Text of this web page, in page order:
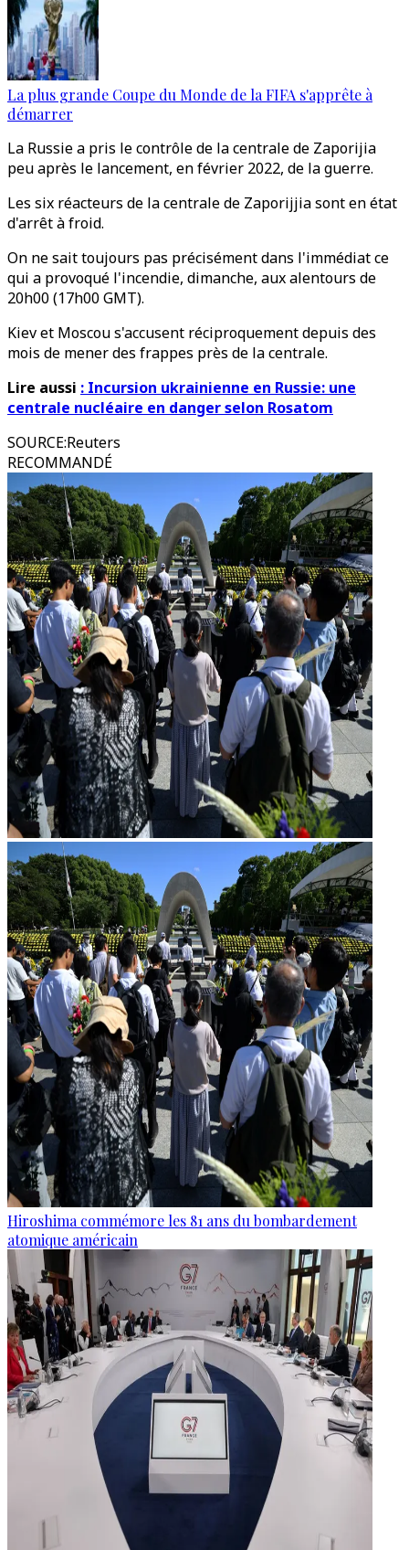
La plus grande Coupe du Monde de la FIFA s'apprête à
démarrer
La Russie a pris le contrôle de la centrale de Zaporijia
peu après le lancement, en février 2022, de la guerre.
Les six réacteurs de la centrale de Zaporijjia sont en état
d'arrêt à froid.
On ne sait toujours pas précisément dans l'immédiat ce
qui a provoqué l'incendie, dimanche, aux alentours de
20h00 (17h00 GMT).
Kiev et Moscou s'accusent réciproquement depuis des
mois de mener des frappes près de la centrale.
Lire aussi : Incursion ukrainienne en Russie: une
centrale nucléaire en danger selon Rosatom
SOURCE:Reuters
RECOMMANDÉ
Hiroshima commémore les 81 ans du bombardement
atomique américain